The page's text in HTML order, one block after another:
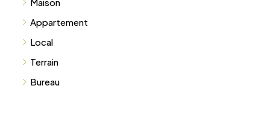
Appartement
Local
Terrain
Bureau